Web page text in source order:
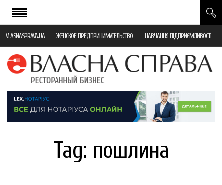
VLASNASPRAVA.UA ЖЕНСКОЕ ПРЕДПРИНИМАТЕЛЬСТВО НАВЧАННЯ ПІДПРИЄМЛИВОСТІ
НОВИНИ РЕСТОРАННОГО БІЗНЕСУ
ЯК ВІДКРИТИ ТА УСПІШНО КЕРУВАТИ
МОНІТОРИНГ ЗАКОНОДАВСТВА
Tag: пошлина